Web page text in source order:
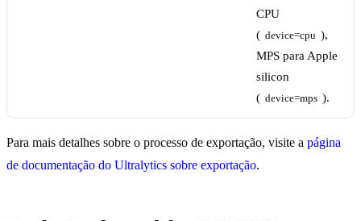
CPU
( device=cpu ),
MPS para Apple
silicon
( device=mps ).
Para mais detalhes sobre o processo de exportação, visite a página
de documentação do Ultralytics sobre exportação.